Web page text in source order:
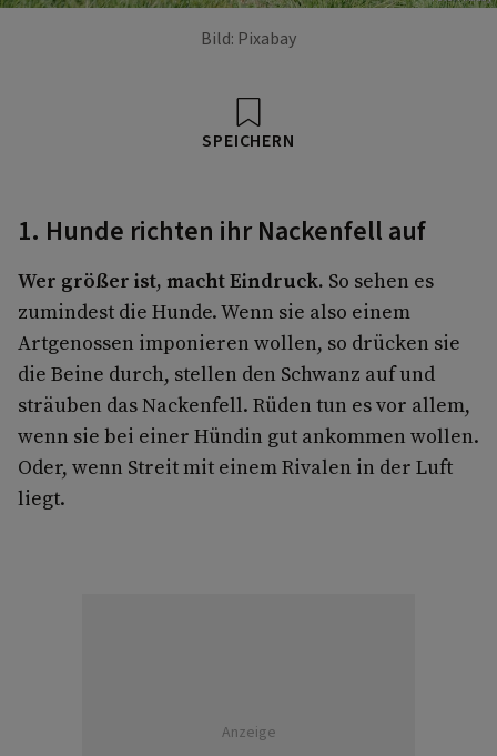
Bild: Pixabay
SPEICHERN
1. Hunde richten ihr Nackenfell auf
Wer größer ist, macht Eindruck. So sehen es
zumindest die Hunde. Wenn sie also einem
Artgenossen imponieren wollen, so drücken sie
die Beine durch, stellen den Schwanz auf und
sträuben das Nackenfell. Rüden tun es vor allem,
wenn sie bei einer Hündin gut ankommen wollen.
Oder, wenn Streit mit einem Rivalen in der Luft
liegt.
Anzeige